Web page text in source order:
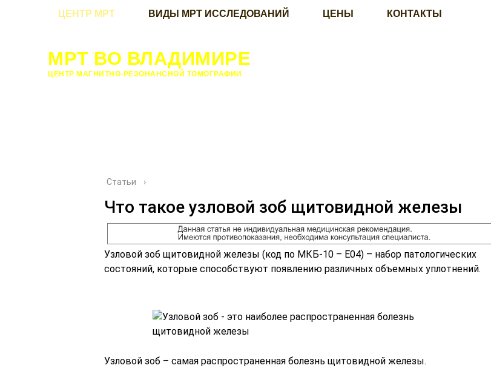
ЦЕНТР МРТ ВИДЫ МРТ ИССЛЕДОВАНИЙ ЦЕНЫ КОНТАКТЫ
МРТ ВО ВЛАДИМИРЕ
ЦЕНТР МАГНИТНО-РЕЗОНАНСНОЙ ТОМОГРАФИИ
Статьи ›
Что такое узловой зоб щитовидной железы
Узловой зоб щитовидной железы (код по МКБ-10 – Е04) – набор патологических
состояний, которые способствуют появлению различных объемных уплотнений.
Узловой зоб – самая распространенная болезнь щитовидной железы.